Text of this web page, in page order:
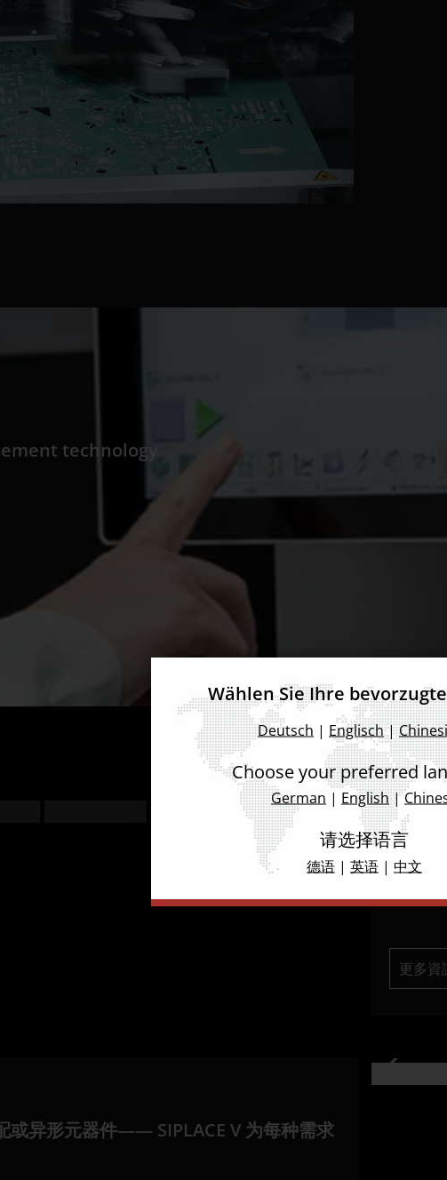
technology
100
品质
恒久
更多資
或异形元器件—— SIPLACE V 为每种需求
Wählen Sie Ihre
Deutsch | Englisch|
Choose your preferred
German | English|
请选择语言
德语 | 英语 | 中文